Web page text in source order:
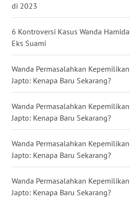
di 2023
6 Kontroversi Kasus Wanda
Eks Suami
Wanda Permasalahkan
Japto: Kenapa Baru Sekarang?
Wanda Permasalahkan
Japto: Kenapa Baru Sekarang?
Wanda Permasalahkan
Japto: Kenapa Baru Sekarang?
Wanda Permasalahkan
Japto: Kenapa Baru Sekarang?
WN
NUSANTARA
WN
JOGJA
WN
JATIM
WN
WN
WN